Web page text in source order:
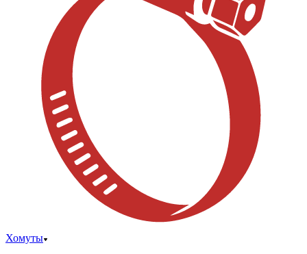
Хомуты